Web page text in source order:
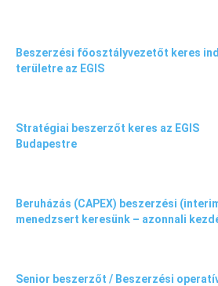
Beszerzési főosztályvezetőt keres
területre az EGIS
Stratégiai beszerzőt keres az EGIS
Budapestre
Beruházás (CAPEX) beszerzési
menedzsert keresünk – azonnali
Senior beszerzőt / Beszerzési